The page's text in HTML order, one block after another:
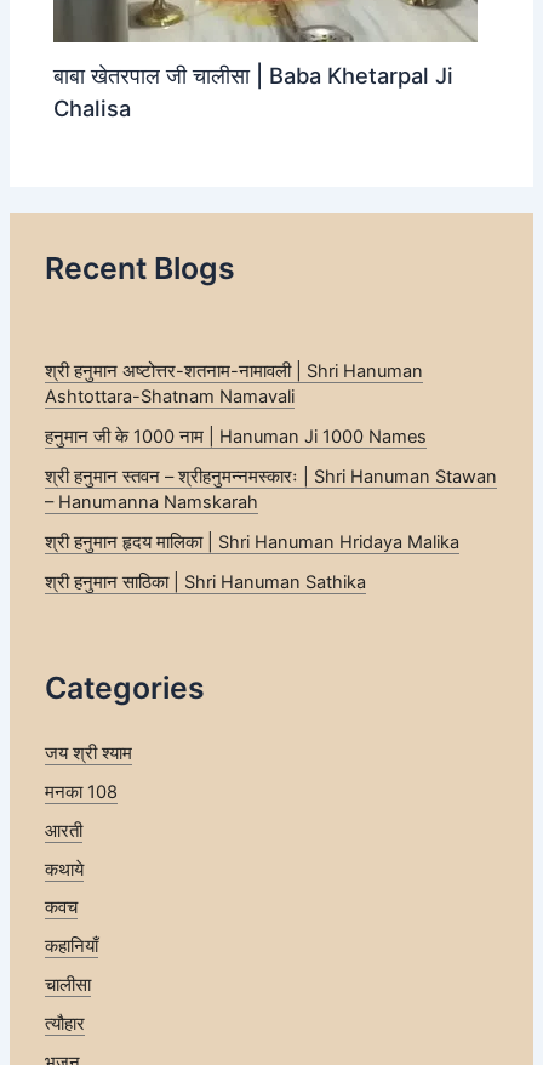
बाबा खेतरपाल जी चालीसा | Baba Khetarpal Ji
Chalisa
Recent Blogs
श्री हनुमान अष्टोत्तर-शतनाम-नामावली | Shri Hanuman
Ashtottara-Shatnam Namavali
हनुमान जी के 1000 नाम | Hanuman Ji 1000 Names
श्री हनुमान स्तवन – श्रीहनुमन्नमस्कारः | Shri Hanuman Stawan
– Hanumanna Namskarah
श्री हनुमान हृदय मालिका | Shri Hanuman Hridaya Malika
श्री हनुमान साठिका | Shri Hanuman Sathika
Categories
जय श्री श्याम
मनका 108
आरती
कथाये
कवच
कहानियाँ
चालीसा
त्यौहार